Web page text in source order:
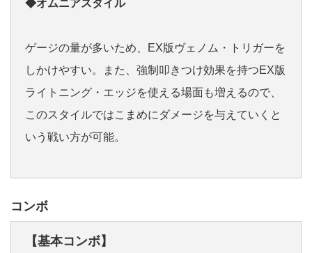
◆オムニアスタイル
ゲージの量が多いため、EX版ヴェノム・トリガーを
しかけやすい。また、強制叩きつけ効果を持つEX版
ライトニング・エッジを使える場面も増えるので、
このスタイルではこまめにダメージを与えていくと
いう戦い方が可能。
コンボ
【基本コンボ】